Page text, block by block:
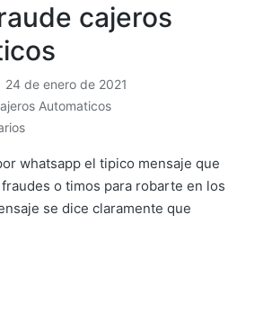
cajeros
24 de enero de 2021
Automaticos
whatsapp el tipico mensaje que
o timos para robarte en los
se dice claramente que